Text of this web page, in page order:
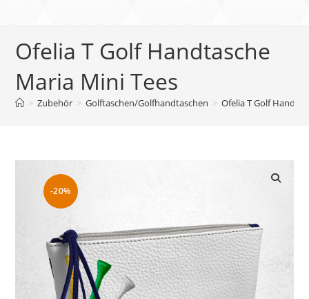
Ofelia T Golf Handtasche
Maria Mini Tees
> Zubehör > Golftaschen/Golfhandtaschen > Ofelia T Golf
-20%